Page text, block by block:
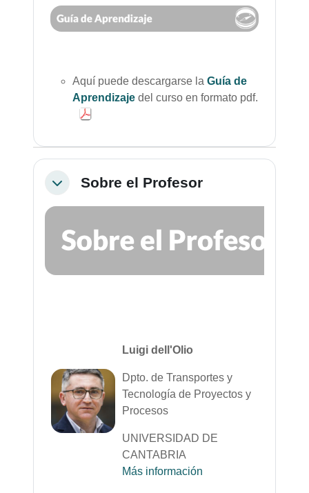
Aquí puede descargarse la Guía de
Aprendizaje del curso en formato pdf.
ColapsarSobre el Profesor
Luigi dell'Olio
Dpto. de Transportes y
Tecnología de Proyectos y
Procesos
UNIVERSIDAD DE
CANTABRIA
Más información